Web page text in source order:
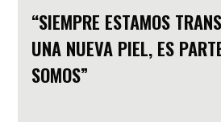
“SIEMPRE ESTAMOS
UNA NUEVA PIEL, ES
SOMOS”